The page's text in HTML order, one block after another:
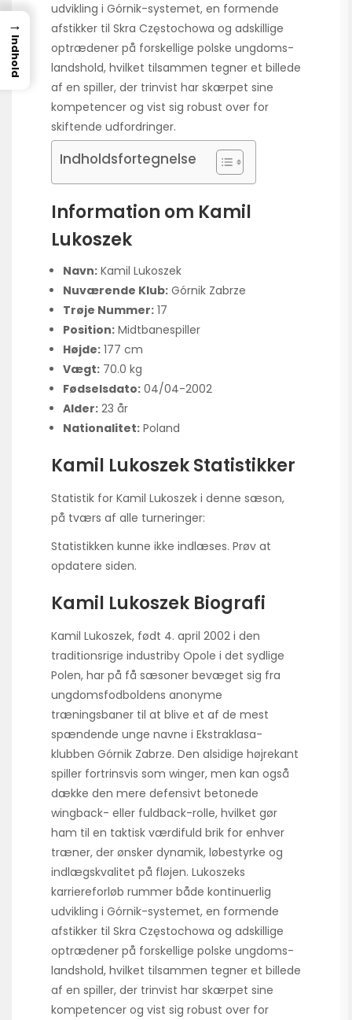
udvikling i Górnik-systemet, en formende
afstikker til Skra Częstochowa og adskillige
optrædener på forskellige polske ungdoms­
landshold, hvilket tilsammen tegner et billede
af en spiller, der trinvist har skærpet sine
kompetencer og vist sig robust over for
skiftende udfordringer.
Indholdsfortegnelse
Information om Kamil
Lukoszek
Navn: Kamil Lukoszek
Nuværende Klub: Górnik Zabrze
Trøje Nummer: 17
Position: Midtbanespiller
Højde: 177 cm
Vægt: 70.0 kg
Fødselsdato: 04/04-2002
Alder: 23 år
Nationalitet: Poland
Kamil Lukoszek Statistikker
Statistik for Kamil Lukoszek i denne sæson,
på tværs af alle turneringer:
Statistikken kunne ikke indlæses. Prøv at
opdatere siden.
Kamil Lukoszek Biografi
Kamil Lukoszek, født 4. april 2002 i den
traditionsrige industriby Opole i det sydlige
Polen, har på få sæsoner bevæget sig fra
ungdoms­fodboldens anonyme
træningsbaner til at blive et af de mest
spændende unge navne i Ekstraklasa-
klubben Górnik Zabrze. Den alsidige højrekant
spiller fortrinsvis som winger, men kan også
dække den mere defensivt betonede
wingback- eller fuldback-rolle, hvilket gør
ham til en taktisk værdifuld brik for enhver
træner, der ønsker dynamik, løbestyrke og
indlægs­kvalitet på fløjen. Lukoszeks
karriereforløb rummer både kontinuerlig
udvikling i Górnik-systemet, en formende
afstikker til Skra Częstochowa og adskillige
optrædener på forskellige polske ungdoms­
landshold, hvilket tilsammen tegner et billede
af en spiller, der trinvist har skærpet sine
kompetencer og vist sig robust over for
→
Indhold